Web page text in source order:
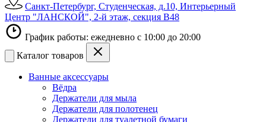
Санкт-Петербург, Студенческая, д.10, Интерьерный
Центр "ЛАНСКОЙ", 2-й этаж, секция В48
График работы: ежедневно с 10:00 до 20:00
Каталог товаров
Ванные аксессуары
Вёдра
Держатели для мыла
Держатели для полотенец
Держатели для туалетной бумаги